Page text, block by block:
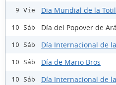
9 Vie Dia Mundial de la
10 Sáb Día del Popover de
10 Sáb Día Internacional de
10 Sáb Día de Mario Bros
10 Sáb Día Internacional de